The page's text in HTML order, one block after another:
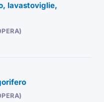
lavastoviglie,